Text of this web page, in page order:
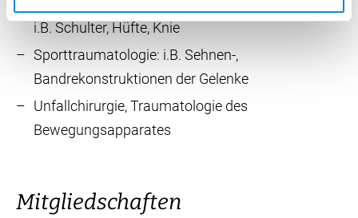
i.B. Schulter, Hüfte, Knie
Sporttraumatologie: i.B. Sehnen-,
Bandrekonstruktionen der Gelenke
Unfallchirurgie, Traumatologie des
Bewegungsapparates
Mitgliedschaften